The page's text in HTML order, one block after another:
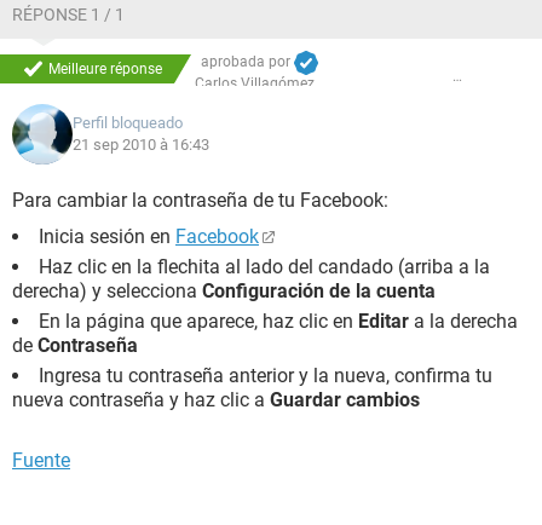
RÉPONSE 1 / 1
Meilleure réponse
aprobada por
Carlos Villagómez
Perfil bloqueado
21 sep 2010 à 16:43
Para cambiar la contraseña de tu Facebook:
Inicia sesión en Facebook
Haz clic en la flechita al lado del candado (arriba a la
derecha) y selecciona Configuración de la cuenta
En la página que aparece, haz clic en Editar a la derecha
de Contraseña
Ingresa tu contraseña anterior y la nueva, confirma tu
nueva contraseña y haz clic a Guardar cambios
Fuente